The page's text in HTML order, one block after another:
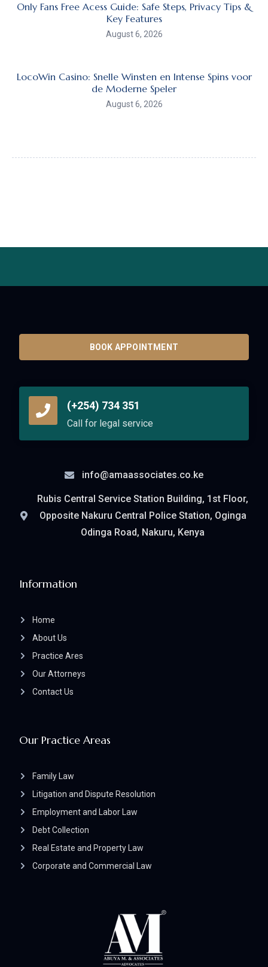
Only Fans Free Acess Guide: Safe Steps, Privacy Tips &
Key Features
August 6, 2026
LocoWin Casino: Snelle Winsten en Intense Spins voor
de Moderne Speler
August 6, 2026
Our Practice Areas
Family Law
Litigation and Dispute Resolution
Employment and Labor Law
Debt Collection
Real Estate and Property Law
Corporate and Commercial Law
Information
Home
About Us
Practice Ares
Our Attorneys
Contact Us
BOOK APPOINTMENT
(+254) 734 351
Call for legal service
info@amaassociates.co.ke
Rubis Central Service Station Building, 1st Floor,
Opposite Nakuru Central Police Station, Oginga
Odinga Road, Nakuru, Kenya